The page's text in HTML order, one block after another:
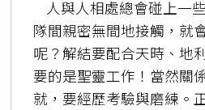
人與人相處總會碰上一
隊間親密無間地接觸，就
呢？解結要配合天時、地
要的是聖靈工作！當然關
就，要經歷考驗與磨練。